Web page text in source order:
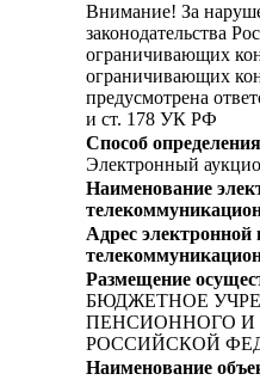
Внимание! За
законодательства
ограничивающих
ограничивающих
предусмотрена
и ст. 178 УК РФ
Способ
Электронный
Наименование
Адрес
Размещение
БЮДЖЕТНОЕ
ПЕНСИОННОГО И
РОССИЙСКОЙ
Наименование